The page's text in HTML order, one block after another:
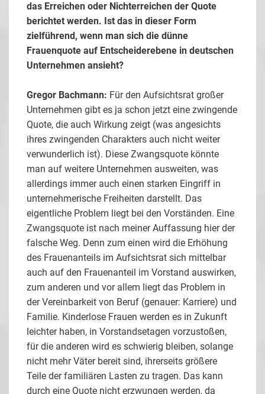
das Erreichen oder Nichterreichen der Quote
berichtet werden. Ist das in dieser Form
zielführend, wenn man sich die dünne
Frauenquote auf Entscheiderebene in deutschen
Unternehmen ansieht?
Gregor Bachmann: Für den Aufsichtsrat großer
Unternehmen gibt es ja schon jetzt eine zwingende
Quote, die auch Wirkung zeigt (was angesichts
ihres zwingenden Charakters auch nicht weiter
verwunderlich ist). Diese Zwangsquote könnte
man auf weitere Unternehmen ausweiten, was
allerdings immer auch einen starken Eingriff in
unternehmerische Freiheiten darstellt. Das
eigentliche Problem liegt bei den Vorständen. Eine
Zwangsquote ist nach meiner Auffassung hier der
falsche Weg. Denn zum einen wird die Erhöhung
des Frauenanteils im Aufsichtsrat sich mittelbar
auch auf den Frauenanteil im Vorstand auswirken,
zum anderen und vor allem liegt das Problem in
der Vereinbarkeit von Beruf (genauer: Karriere) und
Familie. Kinderlose Frauen werden es in Zukunft
leichter haben, in Vorstandsetagen vorzustoßen,
für die anderen wird es schwierig bleiben, solange
nicht mehr Väter bereit sind, ihrerseits größere
Teile der familiären Lasten zu tragen. Das kann
durch eine Quote nicht erzwungen werden, da